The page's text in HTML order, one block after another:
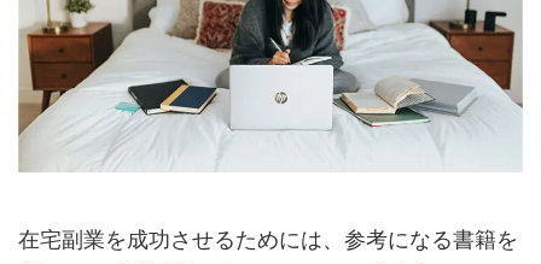
在宅副業を成功させるためには、参考になる書籍を